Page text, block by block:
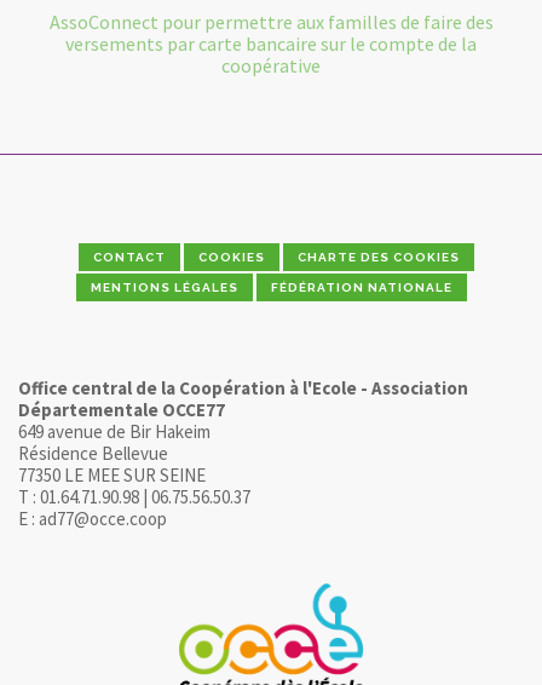
AssoConnect pour permettre aux familles de faire des
versements par carte bancaire sur le compte de la
coopérative
CONTACT COOKIES CHARTE DES COOKIES
MENTIONS LÉGALES FÉDÉRATION NATIONALE
Office central de la Coopération à l'Ecole - Association
Départementale OCCE77
649 avenue de Bir Hakeim
Résidence Bellevue
77350 LE MEE SUR SEINE
T : 01.64.71.90.98 | 06.75.56.50.37
E : ad77@occe.coop